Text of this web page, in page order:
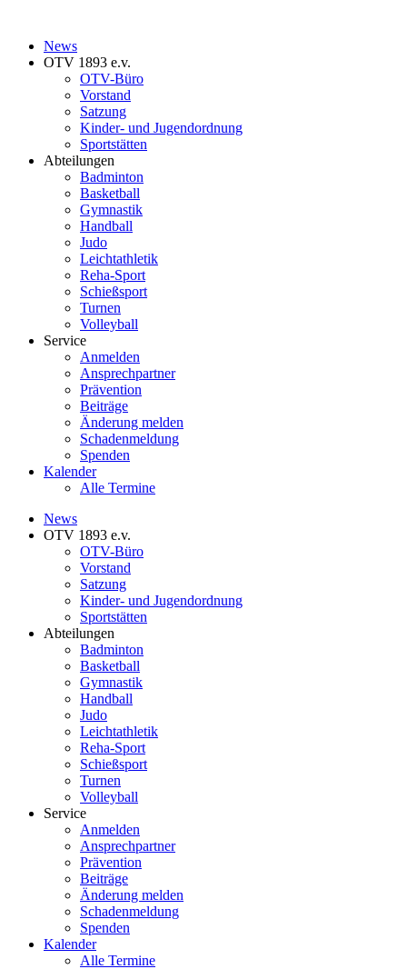
News
OTV 1893 e.v.
OTV-Büro
Vorstand
Satzung
Kinder- und Jugendordnung
Sportstätten
Abteilungen
Badminton
Basketball
Gymnastik
Handball
Judo
Leichtathletik
Reha-Sport
Schießsport
Turnen
Volleyball
Service
Anmelden
Ansprechpartner
Prävention
Beiträge
Änderung melden
Schadenmeldung
Spenden
Kalender
Alle Termine
News
OTV 1893 e.v.
OTV-Büro
Vorstand
Satzung
Kinder- und Jugendordnung
Sportstätten
Abteilungen
Badminton
Basketball
Gymnastik
Handball
Judo
Leichtathletik
Reha-Sport
Schießsport
Turnen
Volleyball
Service
Anmelden
Ansprechpartner
Prävention
Beiträge
Änderung melden
Schadenmeldung
Spenden
Kalender
Alle Termine